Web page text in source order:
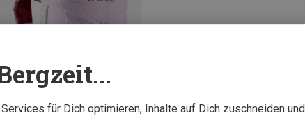
für Dich optimieren, Inhalte auf Dich zuschneiden und